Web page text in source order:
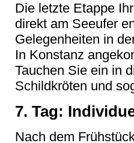
Die letzte Etappe
direkt am Seeufer
Gelegenheiten in
In Konstanz
Tauchen Sie ein in
Schildkröten und
7. Tag:
Nach dem